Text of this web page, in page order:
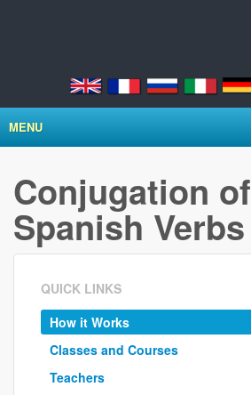
MENU
Conjugation of
Spanish Verbs
QUICK LINKS
How it Works
Classes and Courses
Teachers